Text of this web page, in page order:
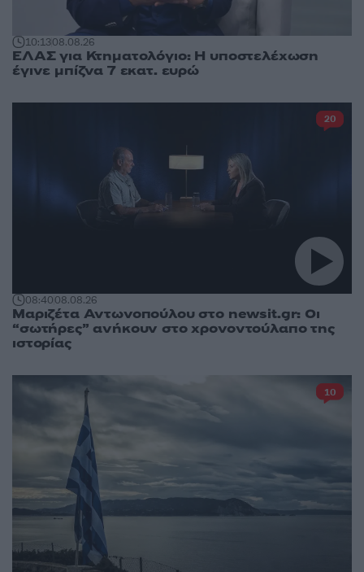
10:1308.08.26
ΕΛΑΣ για Κτηματολόγιο: Η υποστελέχωση
έγινε μπίζνα 7 εκατ. ευρώ
08:4008.08.26
Μαριζέτα Αντωνοπούλου στο newsit.gr: Οι
“σωτήρες” ανήκουν στο χρονοντούλαπο της
ιστορίας
20
10